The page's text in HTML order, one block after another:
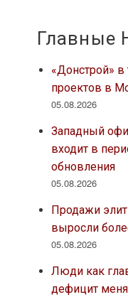
Главные
«Донстрой» в
проектов в
05.08.2026
Западный
входит в
обновления
05.08.2026
Продажи
выросли
05.08.2026
Люди как
дефицит